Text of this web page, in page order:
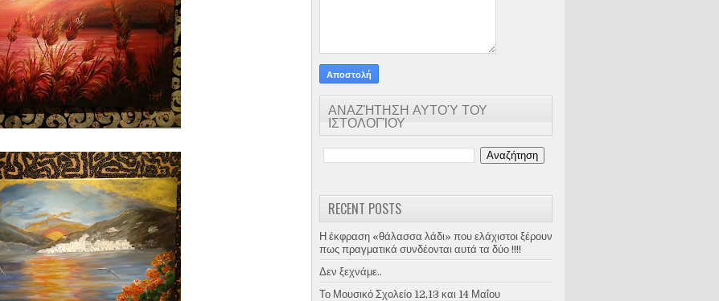
ΑΝΑΖΉΤΗΣΗ ΑΥΤΟΎ ΤΟΥ
ΙΣΤΟΛΟΓΊΟΥ
RECENT POSTS
Η έκφραση «θάλασσα λάδι» που ελάχιστοι ξέρουν
πως πραγματικά συνδέονται αυτά τα δύο !!!!
Δεν ξεχνάμε..
Το Μουσικό Σχολείο 12,13 και 14 Μαΐου